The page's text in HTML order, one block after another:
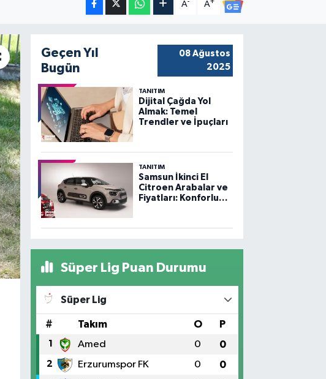
A- A+
Geçen Yıl
Bugün
08 Ağustos
2025
TANITIM
Dijital Çağda Yol
Almak: Temel
Trendler ve İpuçları
TANITIM
Samsun İkinci El
Citroen Arabalar ve
Fiyatları: Konforlu
Süper Lig Puan Durumu
Süper Lig
# Takım O P
1 Amed 0 0
2 Erzurumspor FK 0 0